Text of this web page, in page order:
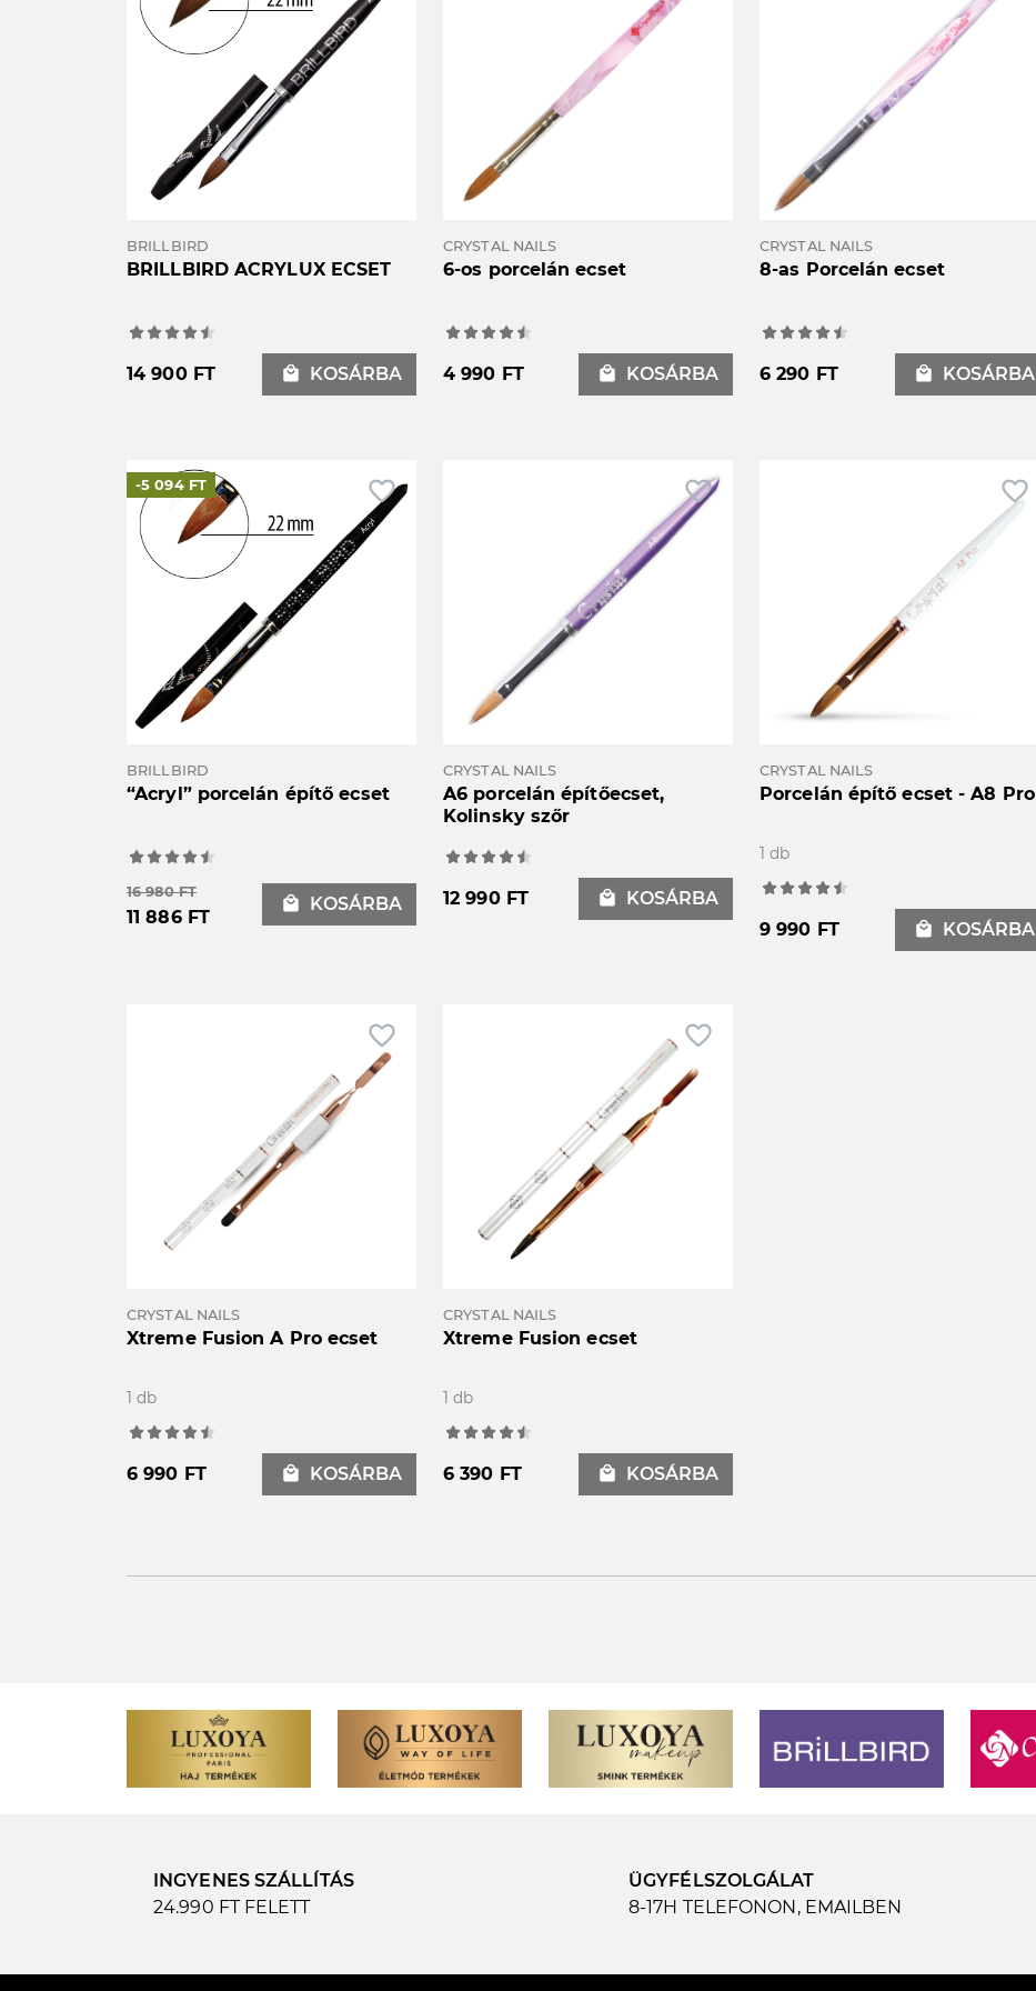
BRILLBIRD
BRILLBIRD ACRYLUX ECSET
14 900 FT local_mall KOSÁRBA
CRYSTAL NAILS
6-os porcelán ecset
4 990 FT local_mall KOSÁRBA
CRYSTAL NAILS
8-as Porcelán ecset
6 290 FT local_mall KOSÁRBA
favorite_border
-5 094 FT
BRILLBIRD
“Acryl” porcelán építő ecset
16 980 FT
11 886 FT
local_mall KOSÁRBA
favorite_border
CRYSTAL NAILS
A6 porcelán építőecset,
Kolinsky szőr
12 990 FT local_mall KOSÁRBA
favorite_border
CRYSTAL NAILS
Porcelán építő ecset - A8 Pro
1 db
9 990 FT local_mall KOSÁRBA
favorite_border
CRYSTAL NAILS
Xtreme Fusion A Pro ecset
1 db
6 990 FT local_mall KOSÁRBA
favorite_border
CRYSTAL NAILS
Xtreme Fusion ecset
1 db
6 390 FT local_mall KOSÁRBA
INGYENES SZÁLLÍTÁS
24.990 FT FELETT
ÜGYFÉLSZOLGÁLAT
8-17H TELEFONON, EMAILBEN